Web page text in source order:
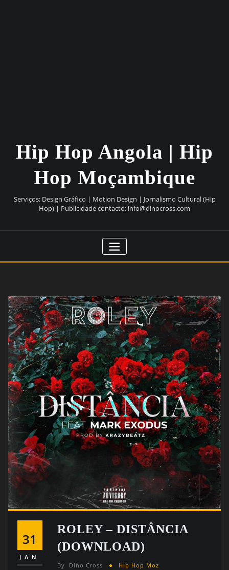
Hip Hop Angola | Hip
Hop Moçambique
Serviços: Design Gráfico | Motion Design | Jornalismo Cultural (Hip
Hop) | Publicidade contacto: info@dinocross.com
31
JAN
ROLEY – DISTÂNCIA
(DOWNLOAD)
By Dino Cross Hip Hop Moz